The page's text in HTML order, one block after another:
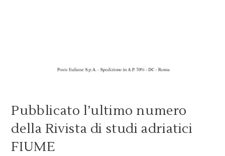
Pubblicato l’ultimo numero
della Rivista di studi adriatici
FIUME